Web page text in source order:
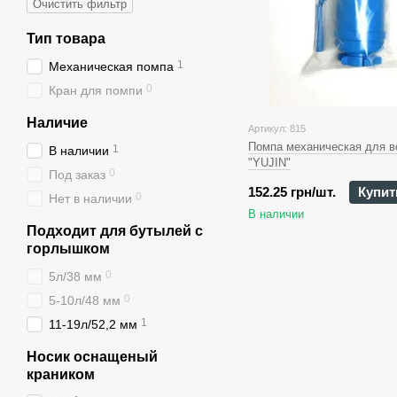
Артикул: 815
Помпа механическая для
"YUJIN"
152.25 грн/шт.
В наличии
Очистить фильтр
Тип товара
Механическая помпа 1
Кран для помпи 0
Наличие
В наличии 1
Под заказ 0
Нет в наличии 0
Подходит для бутылей с
горлышком
5л/38 мм 0
5-10л/48 мм 0
11-19л/52,2 мм 1
Носик оснащеный
краником